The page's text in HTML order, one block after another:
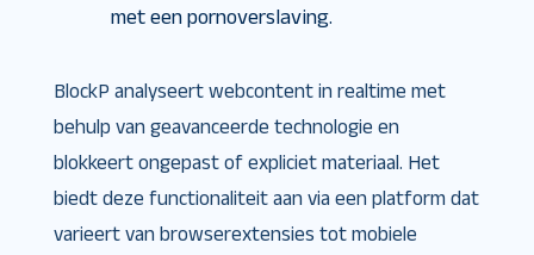
met een pornoverslaving.
BlockP analyseert webcontent in realtime met
behulp van geavanceerde technologie en
blokkeert ongepast of expliciet materiaal. Het
biedt deze functionaliteit aan via een platform dat
varieert van browserextensies tot mobiele